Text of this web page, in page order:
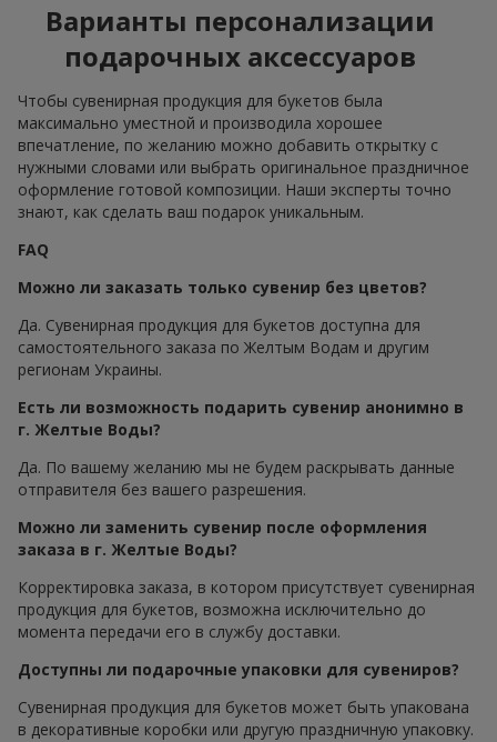
Варианты персонализации
подарочных аксессуаров
Чтобы сувенирная продукция для букетов была
максимально уместной и производила хорошее
впечатление, по желанию можно добавить открытку с
нужными словами или выбрать оригинальное праздничное
оформление готовой композиции. Наши эксперты точно
знают, как сделать ваш подарок уникальным.
FAQ
Можно ли заказать только сувенир без цветов?
Да. Сувенирная продукция для букетов доступна для
самостоятельного заказа по Желтым Водам и другим
регионам Украины.
Есть ли возможность подарить сувенир анонимно в
г. Желтые Воды?
Да. По вашему желанию мы не будем раскрывать данные
отправителя без вашего разрешения.
Можно ли заменить сувенир после оформления
заказа в г. Желтые Воды?
Корректировка заказа, в котором присутствует сувенирная
продукция для букетов, возможна исключительно до
момента передачи его в службу доставки.
Доступны ли подарочные упаковки для сувениров?
Сувенирная продукция для букетов может быть упакована
в декоративные коробки или другую праздничную упаковку.